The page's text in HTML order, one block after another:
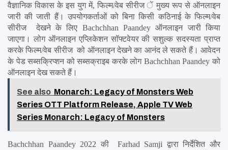
वैज्ञानिक विकास के इस युग में, फिल्म/वेब सीरीज ें मुख्य रूप से ऑनलाइन
जारी की जाती हैं। उपयोगकर्ताओं को बिना किसी कठिनाई के फिल्म/वेब
सीरीज  देखने के लिए Bachchhan Paandey ऑनलाइन जारी किया
जाएगा। लोग ऑनलाइन एप्लिकेशन सॉफ्टवेयर की सशुल्क सदस्यता प्राप्त
करके फिल्म/वेब सीरीज  को ऑनलाइन देखने का आनंद ले सकते हैं। आवेदन
के पेड सब्सक्रिप्शन को सब्सक्राइब करके लोग Bachchhan Paandey को
ऑनलाइन देख सकते हैं।
See also Monarch: Legacy of Monsters Web
Series OTT Platform Release, Apple TV Web
Series Monarch: Legacy of Monsters
Bachchhan Paandey 2022 की  Farhad Samji द्वारा निर्देशित और